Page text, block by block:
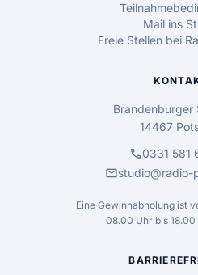
Mail ins
Freie Stellen bei
Brandenburger
14467
call0331 581
mailstudio@radio-
Eine Gewinnabholung ist
08.00 Uhr bis